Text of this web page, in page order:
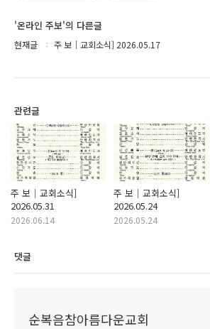
'온라인 주보'의 다른글
현재글 주 보｜교회소식] 2026.05.17
관련글
주 보｜교회소식]
2026.05.31
2026.06.14
주 보｜교회소식]
2026.05.24
2026.05.24
댓글
순복음참아름다운교회